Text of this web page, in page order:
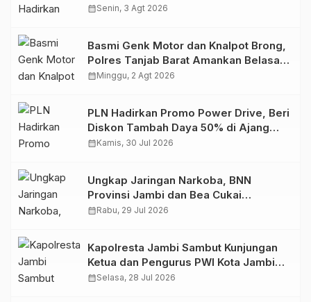
Retro Summer yang Semakin Skena
calendar_monthSenin, 3 Agt 2026
Basmi Genk Motor dan Knalpot Brong,
Polres Tanjab Barat Amankan Belasan
Kendaraan
calendar_monthMinggu, 2 Agt 2026
PLN Hadirkan Promo Power Drive, Beri
Diskon Tambah Daya 50% di Ajang
GIIAS 2026
calendar_monthKamis, 30 Jul 2026
Ungkap Jaringan Narkoba, BNN
Provinsi Jambi dan Bea Cukai
Amankan Sembilan Pelaku beserta
calendar_monthRabu, 29 Jul 2026
Kapolresta Jambi Sambut Kunjungan
Ketua dan Pengurus PWI Kota Jambi
Perkuat Sinergi dan Kolaborasi
calendar_monthSelasa, 28 Jul 2026